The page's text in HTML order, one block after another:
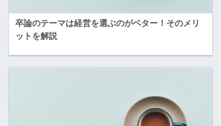
卒論のテーマは経営を選ぶのがベター！そのメリ
ットを解説